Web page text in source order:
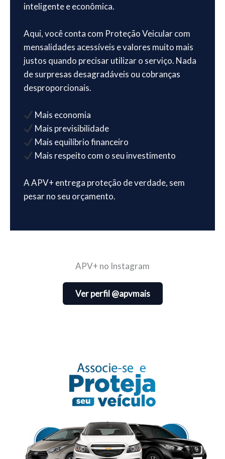
inteligente e econômica.
Aqui, você conta com Proteção Veicular com
mensalidades acessíveis e valores muito mais
justos quando precisar utilizar o serviço. Nada
de surpresas desagradáveis ou cobranças
desproporcionais.
Mais economia
Mais previsibilidade
Mais equilíbrio financeiro
Mais respeito com o seu investimento
A APV+ entrega proteção de verdade, sem
pesar no seu orçamento.
APV+ no Instagram
Ver perfil @apvmais